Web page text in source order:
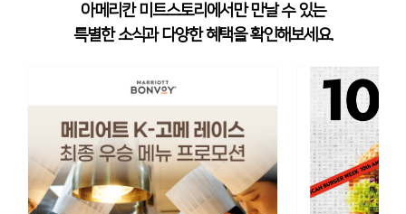
아메리칸 미트스토리에서만 만날 수 있는
특별한 소식과 다양한 혜택을 확인해보세요.